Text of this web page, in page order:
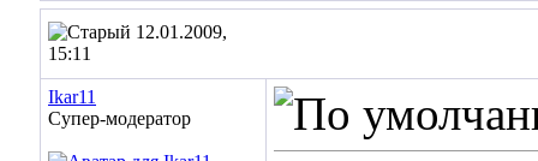
12.01.2009,
15:11
Ikar11
Супер-модератор